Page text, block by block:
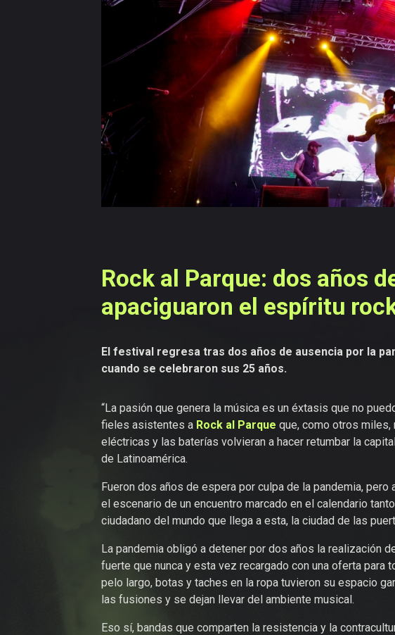
Rock al Parque: dos años
apaciguaron el espíritu
El festival regresa tras dos años de ausencia por la
cuando se celebraron sus 25 años.
“La pasión que genera la música es un éxtasis que no
fieles asistentes a Rock al Parque que, como otros miles,
eléctricas y las baterías volvieran a hacer retumbar la
de Latinoamérica.
Fueron dos años de espera por culpa de la pandemia, pero
el escenario de un encuentro marcado en el calendario
ciudadano del mundo que llega a esta, la ciudad de las
La pandemia obligó a detener por dos años la realización
fuerte que nunca y esta vez recargado con una oferta para
pelo largo, botas y taches en la ropa tuvieron su espacio
las fusiones y se dejan llevar del ambiente musical.
Eso sí, bandas que comparten la resistencia y la